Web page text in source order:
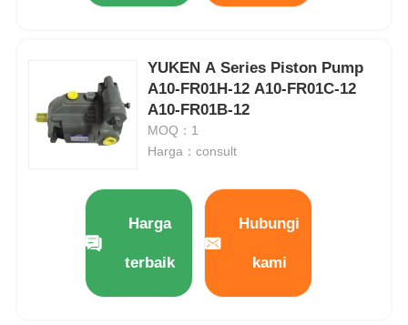
YUKEN A Series Piston Pump
A10-FR01H-12 A10-FR01C-12
A10-FR01B-12
MOQ：1
Harga：consult
Harga
terbaik
Hubungi
kami